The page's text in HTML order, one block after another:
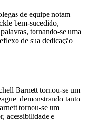
de equipe notam
bem-sucedido,
tornando-se uma
de sua dedicação
Barnett tornou-se um
demonstrando tanto
tornou-se um
acessibilidade e